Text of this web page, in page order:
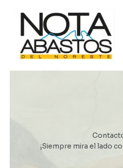
contenido
¡Siempre mira el lado